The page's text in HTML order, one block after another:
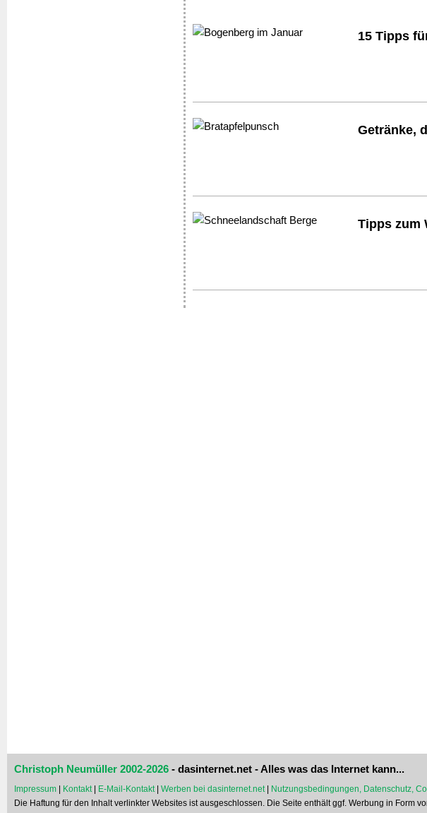
15 Tipps
Getränke,
Tipps zum
Christoph Neumüller 2002-2026 - dasinternet.net - Alles was das Internet kann...
Impressum | Kontakt | E-Mail-Kontakt | Werben bei dasinternet.net | Nutzungsbedingungen, Datenschutz,
Die Haftung für den Inhalt verlinkter Websites ist ausgeschlossen. Die Seite enthält ggf. Werbung in Form